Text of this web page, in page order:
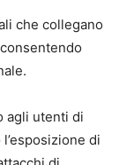
che collegano
agli utenti di
di